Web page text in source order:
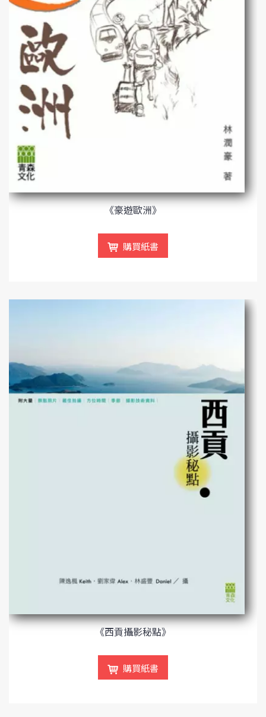
《豪遊歐洲》
購買紙書
《西貢攝影秘點》
購買紙書